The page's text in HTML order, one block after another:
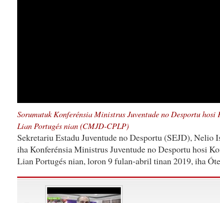
Sorumutuk Konferénsia Ministrus Juventude no Desportu hosi
Lian Portugés nian (CMJD-CPLP)
Sekretariu Estadu Juventude no Desportu (SEJD), Nelio
iha Konferénsia Ministrus Juventude no Desportu hosi
Lian Portugés nian, loron 9 fulan-abril tinan 2019, iha